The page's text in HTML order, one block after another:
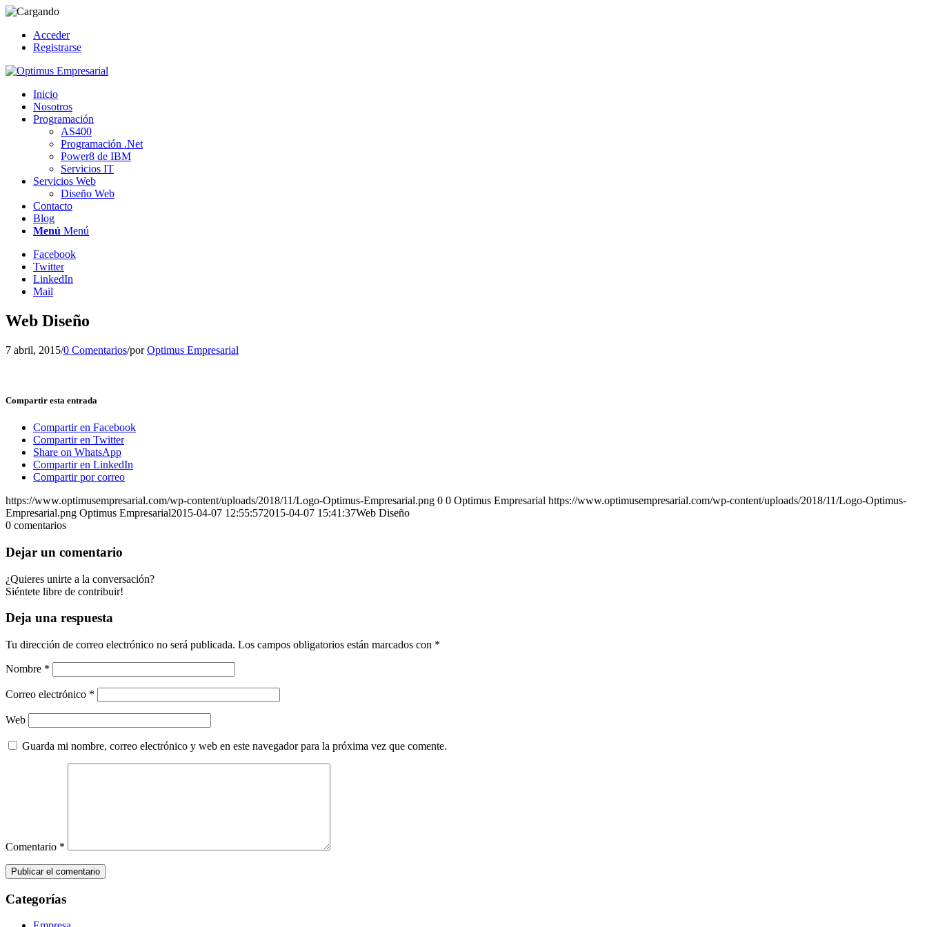
Acceder
Registrarse
Inicio
Nosotros
Programación
AS400
Programación .Net
Power8 de IBM
Servicios IT
Servicios Web
Diseño Web
Contacto
Blog
Menú Menú
Facebook
Twitter
LinkedIn
Mail
Web Diseño
7 abril, 2015/0 Comentarios/porOptimus Empresarial
Compartir esta entrada
Compartir en Facebook
Compartir en Twitter
Share on WhatsApp
Compartir en LinkedIn
Compartir por correo
https://www.optimusempresarial.com/wp-content/uploads/2018/11/Logo-Optimus-Empresarial.png 0 0 Optimus Empresarial https://www.optimusempresarial.com/wp-content/uploads/2018/11/Logo-Optimus-
Empresarial.png Optimus Empresarial2015-04-07 12:55:572015-04-07 15:41:37Web Diseño
0 comentarios
Dejar un comentario
¿Quieres unirte a la conversación?
Siéntete libre de contribuir!
Deja una respuesta
Tu dirección de correo electrónico no será publicada. Los campos obligatorios están marcados con *
Nombre *
Correo electrónico *
Web
Guarda mi nombre, correo electrónico y web en este navegador para la próxima vez que comente.
Comentario *
Categorías